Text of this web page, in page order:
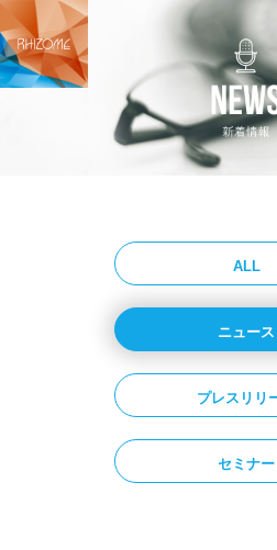
ALL
ニュース
プレスリリ
セミナー